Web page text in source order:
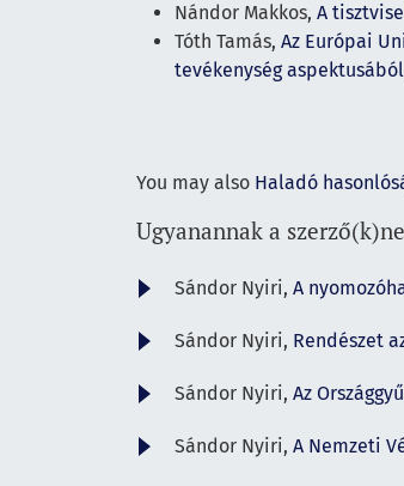
Nándor Makkos, A
Tóth Tamás, Az Európai
tevékenység aspektusából
You may also Haladó
Ugyanannak a
Sándor Nyiri, A
Sándor Nyiri, Rendészet
Sándor Nyiri, Az
Sándor Nyiri, A Nemzeti